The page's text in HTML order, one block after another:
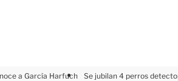
a García Harfuch Se jubilan 4 perros